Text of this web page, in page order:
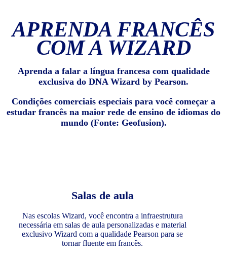
APRENDA FRANCÊS
COM A WIZARD
Aprenda a falar a língua francesa com qualidade
exclusiva do DNA Wizard by Pearson.
Condições comerciais especiais para você começar a
estudar francês na maior rede de ensino de idiomas do
mundo (Fonte: Geofusion).
Salas de aula
Nas escolas Wizard, você encontra a infraestrutura
necessária em salas de aula personalizadas e material
exclusivo Wizard com a qualidade Pearson para se
tornar fluente em francês.